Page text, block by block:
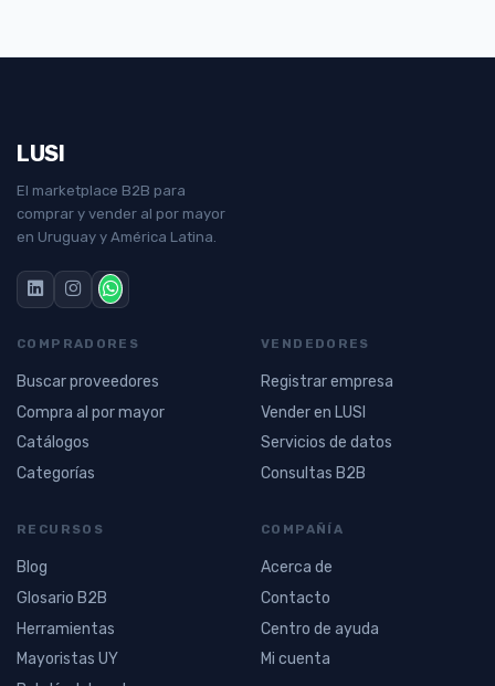
LUSI
El marketplace B2B para
comprar y vender al por mayor
en Uruguay y América Latina.
COMPRADORES
Buscar proveedores
Compra al por mayor
Catálogos
Categorías
VENDEDORES
Registrar empresa
Vender en LUSI
Servicios de datos
Consultas B2B
RECURSOS
Blog
Glosario B2B
Herramientas
Mayoristas UY
COMPAÑÍA
Acerca de
Contacto
Centro de ayuda
Mi cuenta